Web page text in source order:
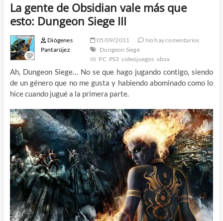
La gente de Obsidian vale más que
esto: Dungeon Siege III
Diógenes
Pantarújez
05/09/2011
No hay comentarios
Dungeon Siege
III PC PS3 videojuegos xbox
Ah, Dungeon Siege… No se que hago jugando contigo, siendo
de un género que no me gusta y habiendo abominado como lo
hice cuando jugué a la primera parte.